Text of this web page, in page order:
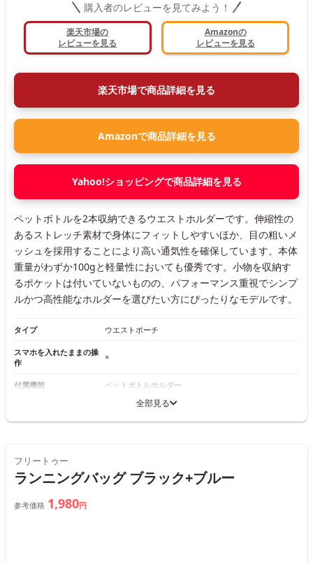
購入者のレビューを見てみよう！
楽天市場の
レビューを見る
Amazonの
レビューを見る
楽天市場で商品詳細を見る
Amazonで商品詳細を見る
Yahoo!ショッピングで商品詳細を見る
ペットボトルを2本収納できるウエストホルダーです。伸縮性の
あるストレッチ素材で身体にフィットしやすいほか、目の粗いメ
ッシュを採用することにより高い通気性を確保しています。本体
重量がわずか100gと軽量性においても優秀です。小物を収納す
るポケットは付いていないものの、パフォーマンス重視でシンプ
ルかつ高性能なホルダーを選びたい方にぴったりなモデルです。
タイプ ウエストポーチ
スマホを入れたままの操
作
×
付属機能 ペットボトルホルダー
全部見る
フリートゥー
ランニングバッグ ブラック+ブルー
参考価格 1,980円